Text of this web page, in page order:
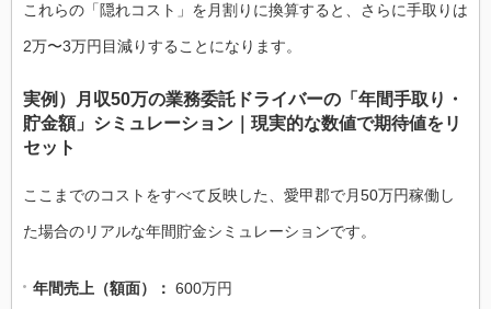
これらの「隠れコスト」を月割りに換算すると、さらに手取りは
2万〜3万円目減りすることになります。
実例）月収50万の業務委託ドライバーの「年間手取り・
貯金額」シミュレーション｜現実的な数値で期待値をリ
セット
ここまでのコストをすべて反映した、愛甲郡で月50万円稼働し
た場合のリアルな年間貯金シミュレーションです。
年間売上（額面）： 600万円